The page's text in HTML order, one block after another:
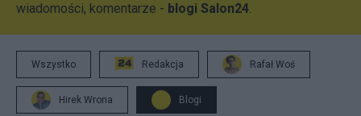
wiadomości, komentarze - blogi Salon24.
Wszystko Redakcja Rafał Woś
Hirek Wrona Blogi